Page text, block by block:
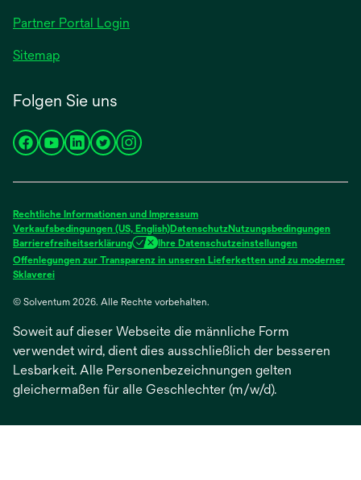
Partner Portal Login
Sitemap
Folgen Sie uns
wird
neuen
Registerkarte
geöffnet
wird
neuen
Registerkarte
geöffnet
wird
neuen
Registerkarte
geöffnet
wird
neuen
Registerkarte
geöffnet
wird
neuen
Registerkarte
geöffnet
Rechtliche Informationen und Impressum
Verkaufsbedingungen (US, English)DatenschutzNutzungsbedingungen
Barrierefreiheitserklärung
Ihre Datenschutzeinstellungen
Offenlegungen zur Transparenz in unseren Lieferketten und zu moderner
Sklavereiwird
einer
Registerkarte
geöffnet
© Solventum 2026. Alle Rechte vorbehalten.
Soweit auf dieser Webseite die männliche Form
verwendet wird, dient dies ausschließlich der besseren
Lesbarkeit. Alle Personenbezeichnungen gelten
gleichermaßen für alle Geschlechter (m/w/d).